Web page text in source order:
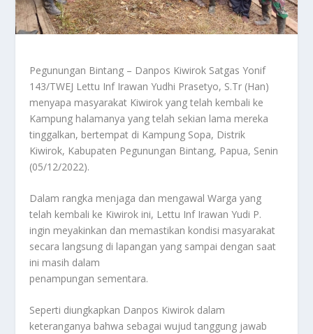
Pegunungan Bintang – Danpos Kiwirok Satgas Yonif
143/TWEJ Lettu Inf Irawan Yudhi Prasetyo, S.Tr (Han)
menyapa masyarakat Kiwirok yang telah kembali ke
Kampung halamanya yang telah sekian lama mereka
tinggalkan, bertempat di Kampung Sopa, Distrik
Kiwirok, Kabupaten Pegunungan Bintang, Papua, Senin
(05/12/2022).
Dalam rangka menjaga dan mengawal Warga yang
telah kembali ke Kiwirok ini, Lettu Inf Irawan Yudi P.
ingin meyakinkan dan memastikan kondisi masyarakat
secara langsung di lapangan yang sampai dengan saat
ini masih dalam
penampungan sementara.
Seperti diungkapkan Danpos Kiwirok dalam
keteranganya bahwa sebagai wujud tanggung jawab